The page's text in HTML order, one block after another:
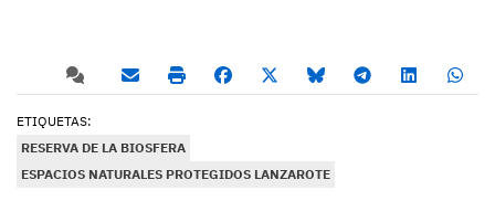
ETIQUETAS:
RESERVA DE LA BIOSFERA
ESPACIOS NATURALES PROTEGIDOS LANZAROTE